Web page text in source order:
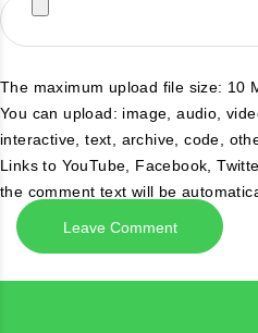
The maximum upload file size: 10
You can upload: image,audio,
interactive,text, archive,code,
Links to YouTube, Facebook,
the comment text will be